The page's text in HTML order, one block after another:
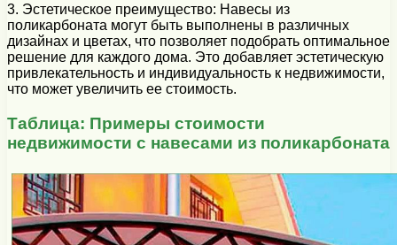
3. Эстетическое преимущество: Навесы из
поликарбоната могут быть выполнены в различных
дизайнах и цветах, что позволяет подобрать оптимальное
решение для каждого дома. Это добавляет эстетическую
привлекательность и индивидуальность к недвижимости,
что может увеличить ее стоимость.
Таблица: Примеры стоимости
недвижимости с навесами из поликарбоната